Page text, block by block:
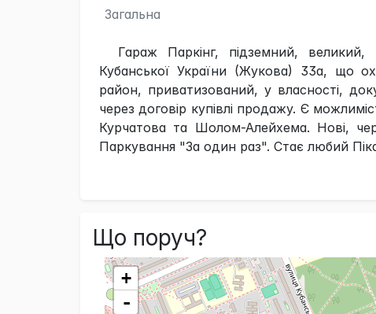
Загальна
Гараж Паркінг, підземний,
Кубанської України (Жукова) 33а, що
район, приватизований, у власності,
через договір купівлі продажу. Є
Курчатова та Шолом-Алейхема. Нові,
Паркування "За один раз". Стає любий
Що поруч?
+
-